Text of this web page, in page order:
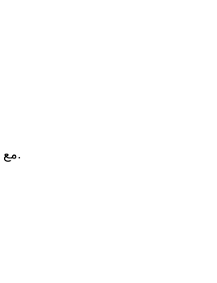
: يستخدم الموصل الرسمي M365 المطبّق المستضاف لـ MCP الخاص بـ Anthropic. يستفيد من Microsoft Graph مع صلاحيات مفوّضة ولا يتطلب تشغيل خادم محلي.